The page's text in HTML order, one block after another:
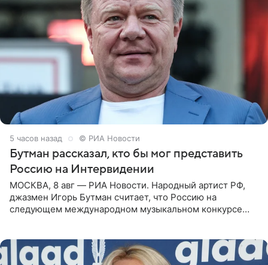
5 часов назад © РИА Новости
Бутман рассказал, кто бы мог представить
Россию на Интервидении
МОСКВА, 8 авг — РИА Новости. Народный артист РФ,
джазмен Игорь Бутман считает, что Россию на
следующем международном музыкальном конкурсе